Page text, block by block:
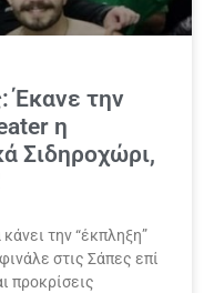
Έκανε την
η
Σιδηροχώρι,
την “έκπληξη”
στις Σάπες επί
προκρίσεις